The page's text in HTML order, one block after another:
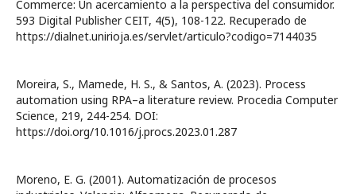
Commerce: Un acercamiento a la perspectiva del consumidor.
593 Digital Publisher CEIT, 4(5), 108-122. Recuperado de
https://dialnet.unirioja.es/servlet/articulo?codigo=7144035
Moreira, S., Mamede, H. S., & Santos, A. (2023). Process
automation using RPA–a literature review. Procedia Computer
Science, 219, 244-254. DOI:
https://doi.org/10.1016/j.procs.2023.01.287
Moreno, E. G. (2001). Automatización de procesos